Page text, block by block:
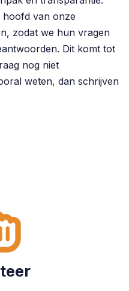
hoofd van onze
zodat we hun vragen
Dit komt tot
nog niet
weten, dan schrijven